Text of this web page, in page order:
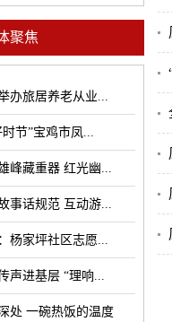
聚焦
办旅居养老从业...
时节”宝鸡市凤...
峰藏重器 红光幽...
事话规范 互动游...
杨家坪社区志愿...
声进基层 “理响...
处 一碗热饭的温度